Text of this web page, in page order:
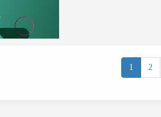
1 2